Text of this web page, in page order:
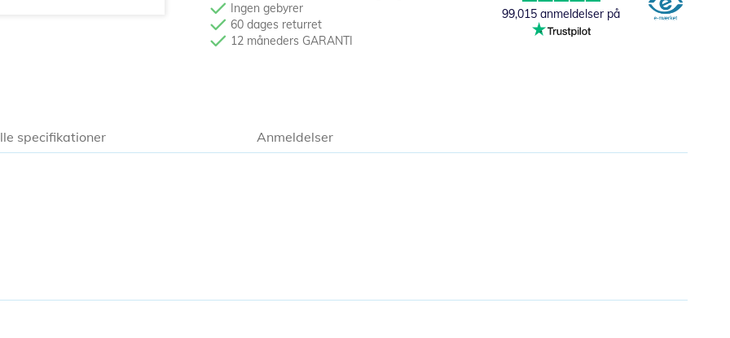
Ingen gebyrer
60 dages returret
12 måneders GARANTI
99,015 anmeldelser på
specifikationer Anmeldelser